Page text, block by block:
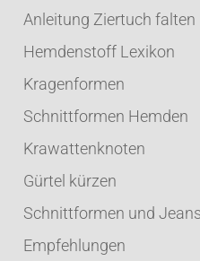
Anleitung Ziertuch falten
Hemdenstoff Lexikon
Kragenformen
Schnittformen Hemden
Krawattenknoten
Gürtel kürzen
Schnittformen und
Empfehlungen